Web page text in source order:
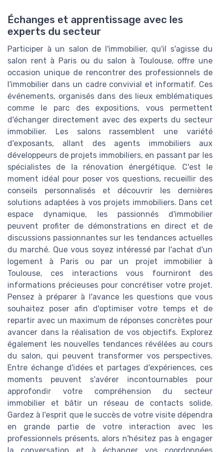
Échanges et apprentissage avec les
experts du secteur
Participer à un salon de l'immobilier, qu'il s'agisse du
salon rent à Paris ou du salon à Toulouse, offre une
occasion unique de rencontrer des professionnels de
l'immobilier dans un cadre convivial et informatif. Ces
événements, organisés dans des lieux emblématiques
comme le parc des expositions, vous permettent
d'échanger directement avec des experts du secteur
immobilier. Les salons rassemblent une variété
d'exposants, allant des agents immobiliers aux
développeurs de projets immobiliers, en passant par les
spécialistes de la rénovation énergétique. C'est le
moment idéal pour poser vos questions, recueillir des
conseils personnalisés et découvrir les dernières
solutions adaptées à vos projets immobiliers. Dans cet
espace dynamique, les passionnés d'immobilier
peuvent profiter de démonstrations en direct et de
discussions passionnantes sur les tendances actuelles
du marché. Que vous soyez intéressé par l'achat d'un
logement à Paris ou par un projet immobilier à
Toulouse, ces interactions vous fourniront des
informations précieuses pour concrétiser votre projet.
Pensez à préparer à l'avance les questions que vous
souhaitez poser afin d'optimiser votre temps et de
repartir avec un maximum de réponses concrètes pour
avancer dans la réalisation de vos objectifs. Explorez
également les nouvelles tendances révélées au cours
du salon, qui peuvent transformer vos perspectives.
Entre échange d'idées et partages d'expériences, ces
moments peuvent s'avérer incontournables pour
approfondir votre compréhension du secteur
immobilier et bâtir un réseau de contacts solide.
Gardez à l'esprit que le succès de votre visite dépendra
en grande partie de votre interaction avec les
professionnels présents, alors n'hésitez pas à engager
la conversation et à échanger vos coordonnées